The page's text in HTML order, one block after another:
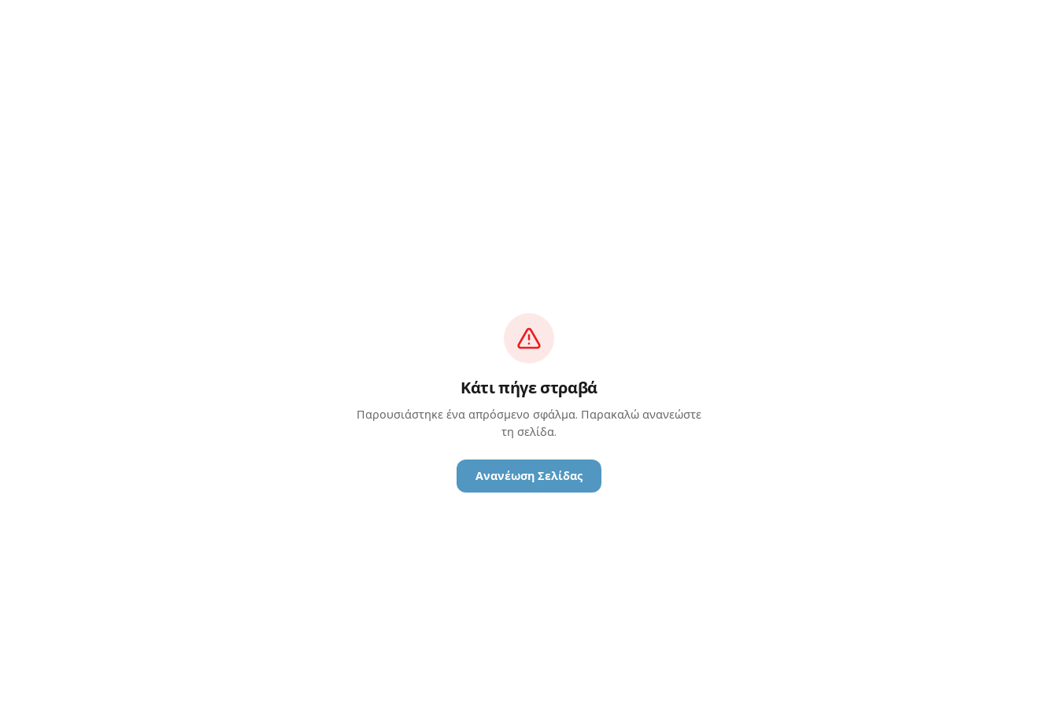
Κάτι πήγε στραβά
Παρουσιάστηκε ένα απρόσμενο σφάλμα. Παρακαλώ ανανεώστε
τη σελίδα.
Ανανέωση Σελίδας